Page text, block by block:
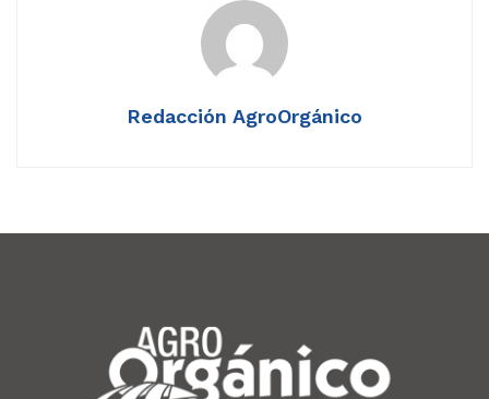
Redacción AgroOrgánico